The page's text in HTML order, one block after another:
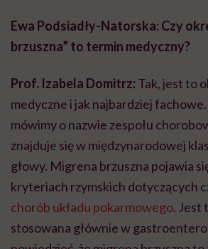
Ewa Podsiadły-Natorska: Czy
brzuszna” to termin medyczny?
Prof. Izabela Domitrz: Tak, jest to
medyczne i jak najbardziej
mówimy o nazwie zespołu
znajduje się w międzynarodowej
głowy. Migrena brzuszna pojawia
kryteriach rzymskich dotyczących
chorób układu pokarmowego. Jest
stosowana głównie w